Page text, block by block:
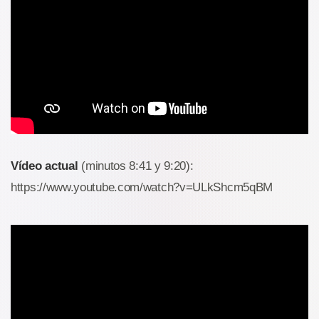
Vídeo actual (minutos 8:41 y 9:20):
https://www.youtube.com/watch?v=ULkShcm5qBM